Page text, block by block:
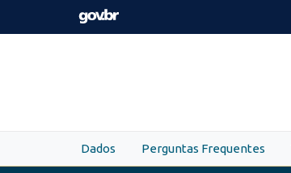
Skip to main content
Dados Perguntas Frequentes